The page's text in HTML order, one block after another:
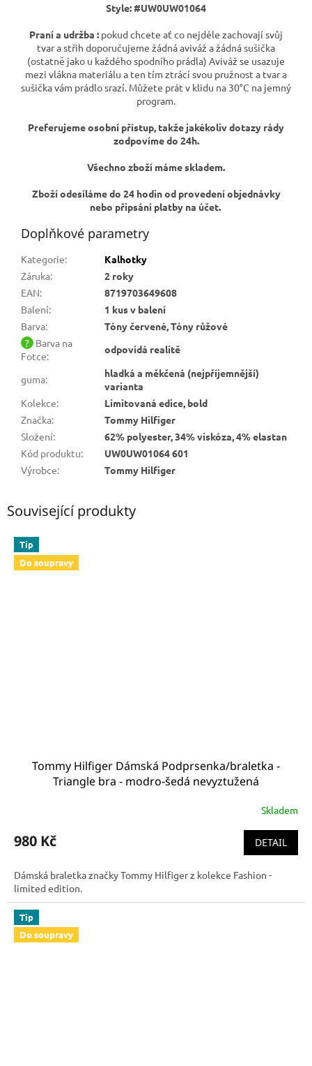
Style: #UW0UW01064
Praní a udržba : pokud chcete ať co nejdéle zachovají svůj
tvar a střih doporučujeme žádná aviváž a žádná sušička
(ostatně jako u každého spodního prádla) Aviváž se usazuje
mezi vlákna materiálu a ten tím ztrácí svou pružnost a tvar a
sušička vám prádlo srazí. Můžete prát v klidu na 30°C na jemný
program.
Preferujeme osobní přístup, takže jakékoliv dotazy rády
zodpovíme do 24h.
Všechno zboží máme skladem.
Zboží odesíláme do 24 hodin od provedení objednávky
nebo připsání platby na účet.
Doplňkové parametry
Kategorie:
Kalhotky
Záruka:
2 roky
EAN:
8719703649608
Balení:
1 kus v balení
Barva:
Tóny červené, Tóny růžové
? Barva na
Fotce:
odpovídá realitě
guma:
hladká a měkčená (nejpříjemnější)
varianta
Kolekce:
Limitovaná edice, bold
Značka:
Tommy Hilfiger
Složení:
62% polyester, 34% viskóza, 4% elastan
Kód produktu:
UW0UW01064 601
Výrobce: Tommy Hilfiger
Související produkty
Tip
Do soupravy
Tommy Hilfiger Dámská Podprsenka/braletka -
Triangle bra - modro-šedá nevyztužená
Skladem
980 Kč DETAIL
Dámská braletka značky Tommy Hilfiger z kolekce Fashion -
limited edition.
Tip
Do soupravy